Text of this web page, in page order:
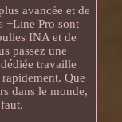
avancée et de
+Line Pro sont
INA et de
passez une
travaille
Que
dans le monde,